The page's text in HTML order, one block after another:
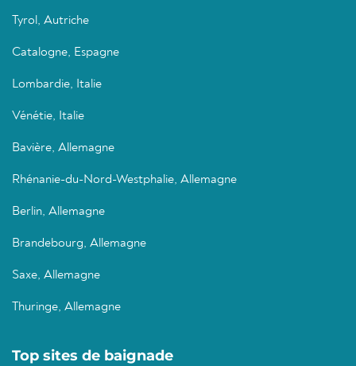
Tyrol, Autriche
Catalogne, Espagne
Lombardie, Italie
Vénétie, Italie
Bavière, Allemagne
Rhénanie-du-Nord-Westphalie, Allemagne
Berlin, Allemagne
Brandebourg, Allemagne
Saxe, Allemagne
Thuringe, Allemagne
Top sites de baignade